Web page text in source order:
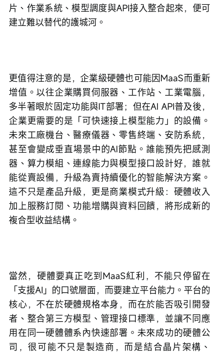
片、作業系統、模型調度與API接入整合起來，便可
建立難以替代的護城河。
更值得注意的是，企業級硬體也可能因MaaS而重新
增值。以往企業購買伺服器、工作站、工業電腦，
多半著眼於固定功能與IT部署；但在AI API普及後，
企業更需要的是「可快速接上模型能力」的設備。
未來工廠機台、醫療儀器、零售終端、安防系統，
甚至會變成垂直場景中的AI節點。誰能預先把感測
器、算力模組、連線能力與模型接口設計好，誰就
能從賣設備，升級為賣持續優化的智能解決方案。
這不只是產品升級，更是商業模式升級：硬體收入
加上服務訂閱、功能增購與資料回饋，將形成新的
複合型收益結構。
當然，硬體要真正吃到MaaS紅利，不能只停留在
「支援AI」的口號層面，而要建立平台能力。平台的
核心，不在於硬體規格本身，而在於能否吸引開發
者、整合第三方模型、管理接口標準，並讓不同應
用在同一硬體體系內快速部署。未來成功的硬體公
司，很可能不只是製造商，而是結合晶片架構、